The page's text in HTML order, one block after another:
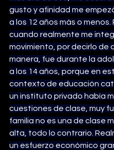
gusto y afinidad me
a los 12 años más o menos.
cuando realmente me
movimiento, por decirlo de
manera, fue durante la
a los 14 años, porque en
contexto de educación
un instituto privado había
cuestiones de clase, muy
familia no es una de clase
alta, todo lo contrario.
un esfuerzo económico